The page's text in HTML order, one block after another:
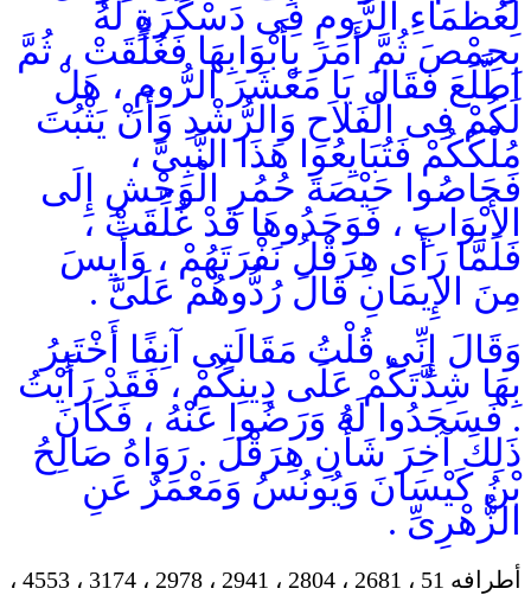
لِعُظَمَاءِ الرُّومِ فِى دَسْكَرَةٍ لَهُ
بِحِمْصَ ثُمَّ أَمَرَ بِأَبْوَابِهَا فَغُلِّقَتْ ، ثُمَّ
اطَّلَعَ فَقَالَ يَا مَعْشَرَ الرُّومِ ، هَلْ
لَكُمْ فِى الْفَلاَحِ وَالرُّشْدِ وَأَنْ يَثْبُتَ
مُلْكُكُمْ فَتُبَايِعُوا هَذَا النَّبِىَّ ،
فَحَاصُوا حَيْصَةَ حُمُرِ الْوَحْشِ إِلَى
الأَبْوَابِ ، فَوَجَدُوهَا قَدْ غُلِّقَتْ ،
فَلَمَّا رَأَى هِرَقْلُ نَفْرَتَهُمْ ، وَأَيِسَ
مِنَ الإِيمَانِ قَالَ رُدُّوهُمْ عَلَىَّ .
وَقَالَ إِنِّى قُلْتُ مَقَالَتِى آنِفًا أَخْتَبِرُ
بِهَا شِدَّتَكُمْ عَلَى دِينِكُمْ ، فَقَدْ رَأَيْتُ
. فَسَجَدُوا لَهُ وَرَضُوا عَنْهُ ، فَكَانَ
ذَلِكَ آخِرَ شَأْنِ هِرَقْلَ . رَوَاهُ صَالِحُ
بْنُ كَيْسَانَ وَيُونُسُ وَمَعْمَرٌ عَنِ
الزُّهْرِىِّ .
أطرافه 51 ، 2681 ، 2804 ، 2941 ، 2978 ، 3174 ، 4553 ،